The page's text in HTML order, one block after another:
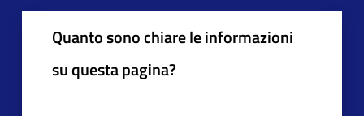
Quanto sono chiare le informazioni
su questa pagina?